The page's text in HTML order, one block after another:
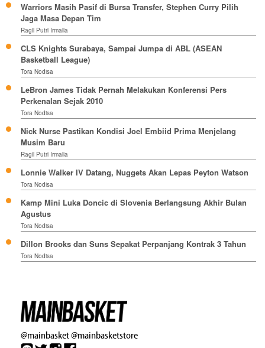
Warriors Masih Pasif di Bursa Transfer, Stephen Curry Pilih
Jaga Masa Depan Tim
Ragil Putri Irmalia
CLS Knights Surabaya, Sampai Jumpa di ABL (ASEAN
Basketball League)
Tora Nodisa
LeBron James Tidak Pernah Melakukan Konferensi Pers
Perkenalan Sejak 2010
Tora Nodisa
Nick Nurse Pastikan Kondisi Joel Embiid Prima Menjelang
Musim Baru
Ragil Putri Irmalia
Lonnie Walker IV Datang, Nuggets Akan Lepas Peyton Watson
Tora Nodisa
Kamp Mini Luka Doncic di Slovenia Berlangsung Akhir Bulan
Agustus
Tora Nodisa
Dillon Brooks dan Suns Sepakat Perpanjang Kontrak 3 Tahun
Tora Nodisa
@mainbasket@mainbasketstore